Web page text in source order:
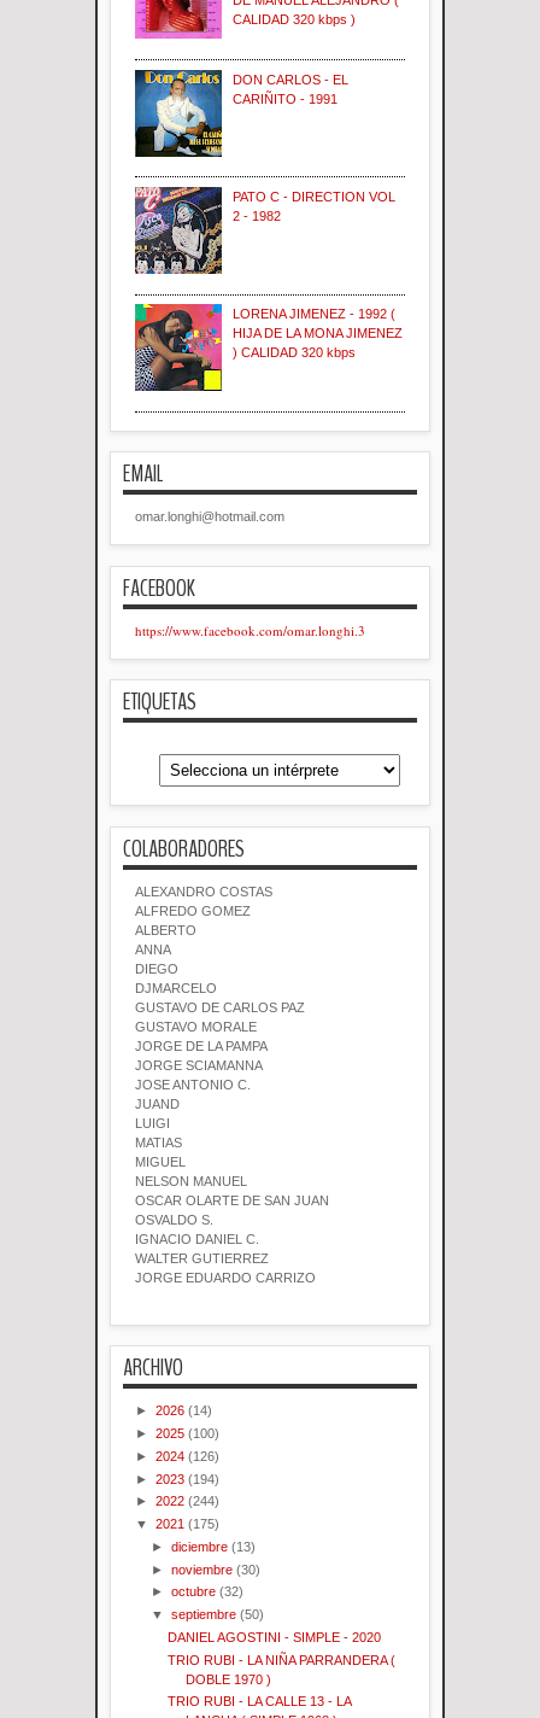
CALIDAD 320 kbps )
DON CARLOS - EL
CARIÑITO - 1991
PATO C - DIRECTION VOL
2 - 1982
LORENA JIMENEZ - 1992 (
HIJA DE LA MONA JIMENEZ
) CALIDAD 320 kbps
EMAIL
omar.longhi@hotmail.com
FACEBOOK
https://www.facebook.com/omar.longhi.3
ETIQUETAS
COLABORADORES
ALEXANDRO COSTAS
ALFREDO GOMEZ
ALBERTO
ANNA
DIEGO
DJMARCELO
GUSTAVO DE CARLOS PAZ
GUSTAVO MORALE
JORGE DE LA PAMPA
JORGE SCIAMANNA
JOSE ANTONIO C.
JUAND
LUIGI
MATIAS
MIGUEL
NELSON MANUEL
OSCAR OLARTE DE SAN JUAN
OSVALDO S.
IGNACIO DANIEL C.
WALTER GUTIERREZ
JORGE EDUARDO CARRIZO
ARCHIVO
► 2026 (14)
► 2025 (100)
► 2024 (126)
► 2023 (194)
► 2022 (244)
▼ 2021 (175)
►diciembre (13)
►noviembre (30)
►octubre (32)
▼septiembre (50)
DANIEL AGOSTINI - SIMPLE - 2020
TRIO RUBI - LA NIÑA PARRANDERA (
DOBLE 1970 )
TRIO RUBI - LA CALLE 13 - LA